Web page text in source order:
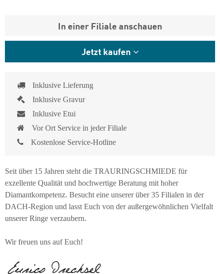
In einer Filiale anschauen
Jetzt kaufen
Inklusive Lieferung
Inklusive Gravur
Inklusive Etui
Vor Ort Service in jeder Filiale
Kostenlose Service-Hotline
Seit über 15 Jahren steht die TRAURINGSCHMIEDE für
exzellente Qualität und hochwertige Beratung mit hoher
Diamantkompetenz. Besucht eine unserer über 35 Filialen in der
DACH-Region und lasst Euch von der außergewöhnlichen Vielfalt
unserer Ringe verzaubern.
Wir freuen uns auf Euch!